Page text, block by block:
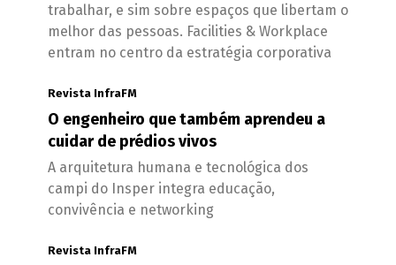
trabalhar, e sim sobre espaços que libertam o
melhor das pessoas. Facilities & Workplace
entram no centro da estratégia corporativa
Revista InfraFM
O engenheiro que também aprendeu a
cuidar de prédios vivos
A arquitetura humana e tecnológica dos
campi do Insper integra educação,
convivência e networking
Revista InfraFM